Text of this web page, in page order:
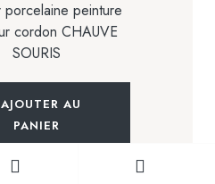
AJOUTER AU
PANIER